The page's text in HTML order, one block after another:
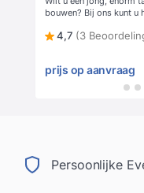
bouwen? Bij ons kunt u
4,7 (3
prijs op aanvraag
Persoonlijke